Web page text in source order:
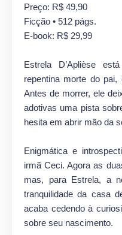
Preço: R$ 49,90
Ficção • 512 págs.
E-book: R$ 29,99
Estrela D’Aplièse
repentina morte do
Antes de morrer, ele
adotivas uma pista
hesita em abrir mão da
Enigmática e
irmã Ceci. Agora as
mas, para Estrela, a
tranquilidade da casa
acaba cedendo à
sobre seu nascimento.